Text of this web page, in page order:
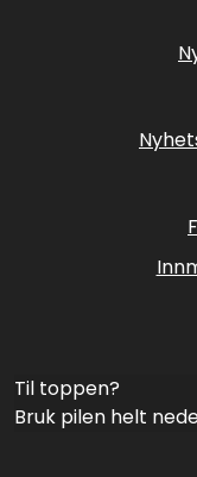
Til toppen?
Bruk pilen helt